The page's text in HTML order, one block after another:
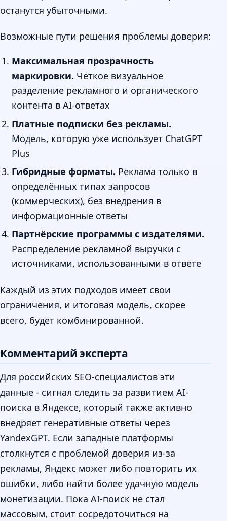
останутся убыточными.
Возможные пути решения проблемы доверия:
Максимальная прозрачность
маркировки. Чёткое визуальное
разделение рекламного и органического
контента в AI-ответах
Платные подписки без рекламы.
Модель, которую уже использует ChatGPT
Plus
Гибридные форматы. Реклама только в
определённых типах запросов
(коммерческих), без внедрения в
информационные ответы
Партнёрские программы с издателями.
Распределение рекламной выручки с
источниками, использованными в ответе
Каждый из этих подходов имеет свои
ограничения, и итоговая модель, скорее
всего, будет комбинированной.
Комментарий эксперта
Для российских SEO-специалистов эти
данные - сигнал следить за развитием AI-
поиска в Яндексе, который также активно
внедряет генеративные ответы через
YandexGPT. Если западные платформы
столкнутся с проблемой доверия из-за
рекламы, Яндекс может либо повторить их
ошибки, либо найти более удачную модель
монетизации. Пока AI-поиск не стал
массовым, стоит сосредоточиться на